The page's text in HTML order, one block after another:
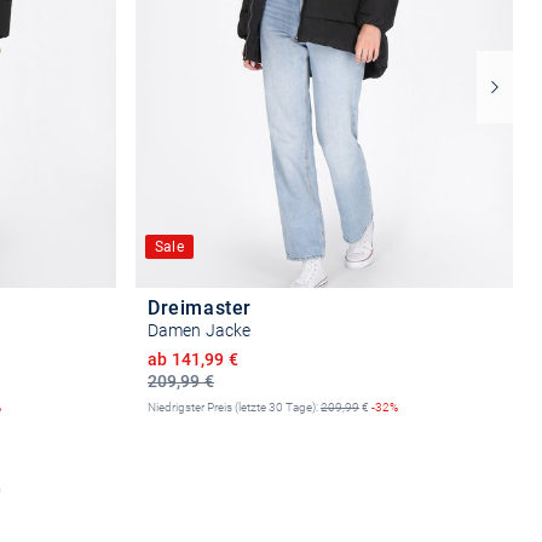
Sale
Dreimaster
Damen Jacke
209,99 €
Ermäßigter Preis
ab 141,99 €
Niedrigster Preis (letzte 30 Tage):209,99€ -32%